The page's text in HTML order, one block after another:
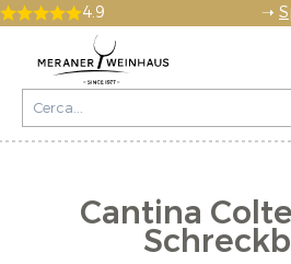
4.9 ➝
Cantina